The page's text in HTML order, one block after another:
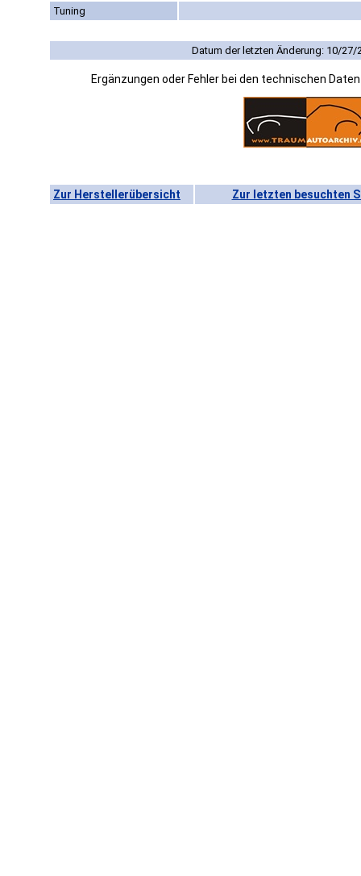
Tuning
Datum der letzten Änderung: 10/27/
Ergänzungen oder Fehler bei den technischen
Zur Herstellerübersicht Zur letzten besuchten